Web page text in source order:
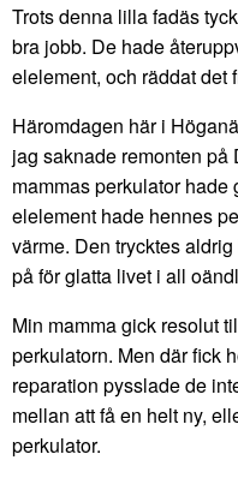
Trots denna lilla fadäs
bra jobb. De hade
elelement, och räddat det
Häromdagen här i
jag saknade remonten på
mammas perkulator
elelement hade hennes
värme. Den trycktes
på för glatta livet i all
Min mamma gick resolut
perkulatorn. Men där fick
reparation pysslade de
mellan att få en helt ny,
perkulator.